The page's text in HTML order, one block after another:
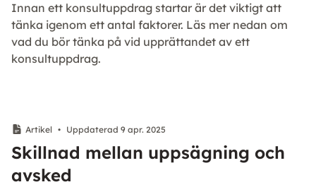
Innan ett konsultuppdrag startar är det viktigt att
tänka igenom ett antal faktorer. Läs mer nedan om
vad du bör tänka på vid upprättandet av ett
konsultuppdrag.
Artikel • Uppdaterad 9 apr. 2025
Skillnad mellan uppsägning och
avsked